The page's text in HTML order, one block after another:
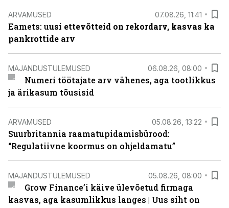
ARVAMUSED 07.08.26, 11:41
Eamets: uusi ettevõtteid on rekordarv, kasvas ka
pankrottide arv
MAJANDUSTULEMUSED 06.08.26, 08:00
Numeri töötajate arv vähenes, aga tootlikkus
ja ärikasum tõusisid
ARVAMUSED 05.08.26, 13:22
Suurbritannia raamatupidamisbürood:
“Regulatiivne koormus on ohjeldamatu”
MAJANDUSTULEMUSED 05.08.26, 08:00
Grow Finance’i käive ülevõetud firmaga
kasvas, aga kasumlikkus langes | Uus siht on